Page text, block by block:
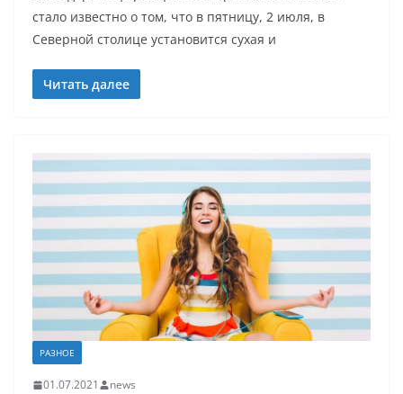
стало известно о том, что в пятницу, 2 июля, в
Северной столице установится сухая и
Читать далее
РАЗНОЕ
01.07.2021 news